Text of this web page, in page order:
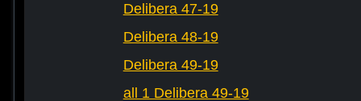
Delibera 47-19
Delibera 48-19
Delibera 49-19
all 1 Delibera 49-19